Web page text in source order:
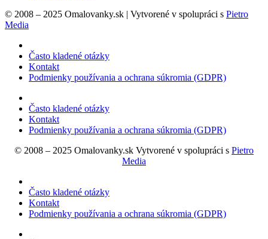
© 2008 – 2025 Omalovanky.sk | Vytvorené v spolupráci s Pietro
Media
Často kladené otázky
Kontakt
Podmienky používania a ochrana súkromia (GDPR)
Často kladené otázky
Kontakt
Podmienky používania a ochrana súkromia (GDPR)
© 2008 – 2025 Omalovanky.sk Vytvorené v spolupráci s Pietro
Media
Často kladené otázky
Kontakt
Podmienky používania a ochrana súkromia (GDPR)